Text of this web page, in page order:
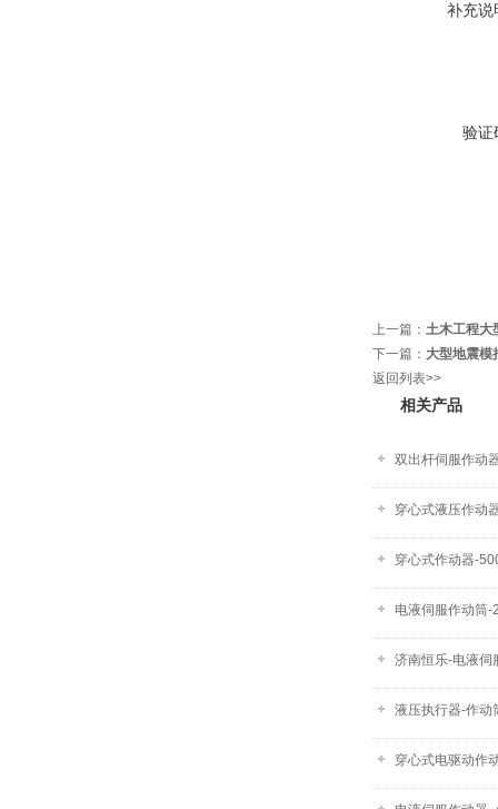
补充说
验证
上一篇： 土木工程大
下一篇： 大型地震模
返回列表>>
相关产品
双出杆伺服作动
穿心式液压作动
穿心式作动器-
电液伺服作动筒-
济南恒乐-电液伺
液压执行器-作动
穿心式电驱动作